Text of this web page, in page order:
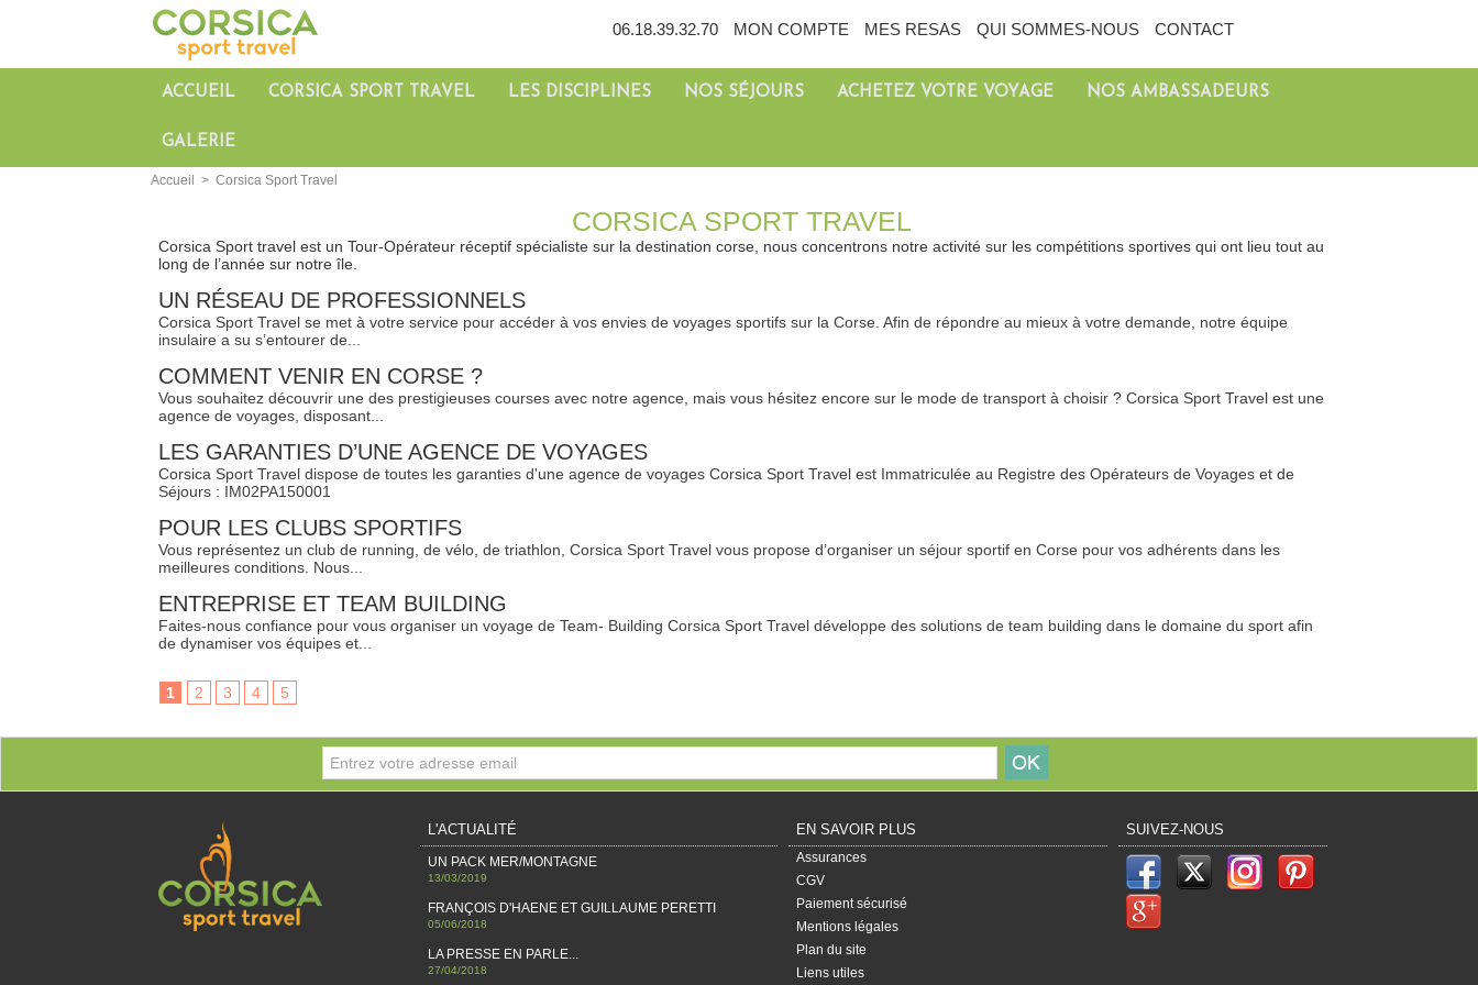
06.18.39.32.70 MON COMPTE MES RESAS QUI SOMMES-NOUS CONTACT
ACCUEIL CORSICA SPORT TRAVEL LES DISCIPLINES NOS SÉJOURS ACHETEZ VOTRE VOYAGE NOS AMBASSADEURS
GALERIE
Accueil > Corsica Sport Travel
CORSICA SPORT TRAVEL
Corsica Sport travel est un Tour-Opérateur réceptif spécialiste sur la destination corse, nous concentrons notre activité sur les compétitions sportives qui ont lieu tout au
long de l’année sur notre île.
​UN RÉSEAU DE PROFESSIONNELS
Corsica Sport Travel se met à votre service pour accéder à vos envies de voyages sportifs sur la Corse. Afin de répondre au mieux à votre demande, notre équipe
insulaire a su s’entourer de...
COMMENT VENIR EN CORSE ?
Vous souhaitez découvrir une des prestigieuses courses avec notre agence, mais vous hésitez encore sur le mode de transport à choisir ? Corsica Sport Travel est une
agence de voyages, disposant...
​LES GARANTIES D’UNE AGENCE DE VOYAGES
Corsica Sport Travel dispose de toutes les garanties d'une agence de voyages Corsica Sport Travel est Immatriculée au Registre des Opérateurs de Voyages et de
Séjours : IM02PA150001
​POUR LES CLUBS SPORTIFS
Vous représentez un club de running, de vélo, de triathlon, Corsica Sport Travel vous propose d’organiser un séjour sportif en Corse pour vos adhérents dans les
meilleures conditions. Nous...
ENTREPRISE ET TEAM BUILDING
​Faites-nous confiance pour vous organiser un voyage de Team- Building Corsica Sport Travel développe des solutions de team building dans le domaine du sport afin
de dynamiser vos équipes et...
1 2 3 4 5
L'ACTUALITÉ
UN PACK MER/MONTAGNE
13/03/2019
FRANÇOIS D'HAENE ET GUILLAUME PERETTI
05/06/2018
LA PRESSE EN PARLE...
27/04/2018
EN SAVOIR PLUS
Assurances
CGV
Paiement sécurisé
Mentions légales
Plan du site
Liens utiles
SUIVEZ-NOUS